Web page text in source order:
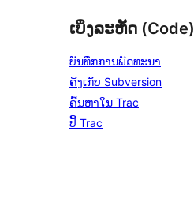
ເບິ່ງລະຫັດ (Code)
ບັນທຶກການພັດທະນາ
ຄັງເກັບ Subversion
ຄົ້ນຫາໃນ Trac
ປີ້ Trac